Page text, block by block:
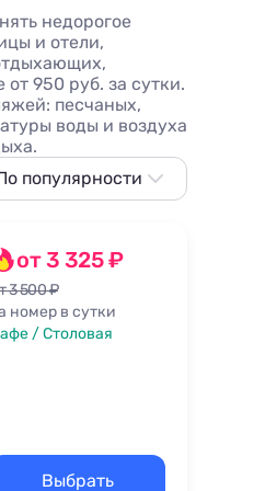
недорогое
и отели,
950 руб. за сутки.
песчаных,
воды и воздуха
популярности
дешевле
дороже
к морю
от 3 325 ₽
3 500 ₽
номер в сутки
/ Столовая
Выбрать